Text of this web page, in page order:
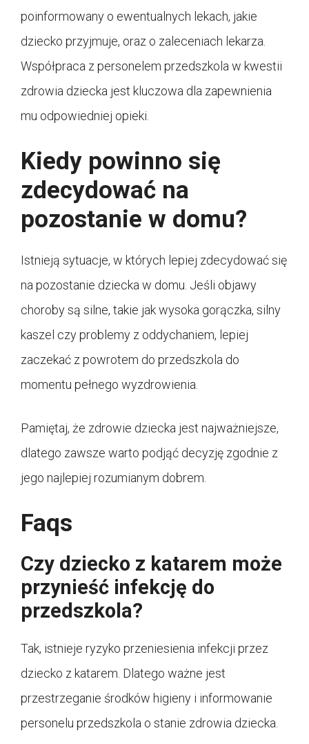
poinformowany o ewentualnych lekach, jakie
dziecko przyjmuje, oraz o zaleceniach lekarza.
Współpraca z personelem przedszkola w kwestii
zdrowia dziecka jest kluczowa dla zapewnienia
mu odpowiedniej opieki.
Kiedy powinno się
zdecydować na
pozostanie w domu?
Istnieją sytuacje, w których lepiej zdecydować się
na pozostanie dziecka w domu. Jeśli objawy
choroby są silne, takie jak wysoka gorączka, silny
kaszel czy problemy z oddychaniem, lepiej
zaczekać z powrotem do przedszkola do
momentu pełnego wyzdrowienia.
Pamiętaj, że zdrowie dziecka jest najważniejsze,
dlatego zawsze warto podjąć decyzję zgodnie z
jego najlepiej rozumianym dobrem.
Faqs
Czy dziecko z katarem może
przynieść infekcję do
przedszkola?
Tak, istnieje ryzyko przeniesienia infekcji przez
dziecko z katarem. Dlatego ważne jest
przestrzeganie środków higieny i informowanie
personelu przedszkola o stanie zdrowia dziecka.